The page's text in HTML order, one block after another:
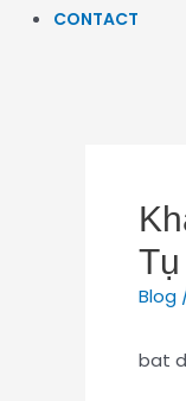
CONTACT
Blog
bat